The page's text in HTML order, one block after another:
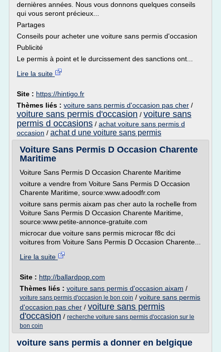
dernières années. Nous vous donnons quelques conseils
qui vous seront précieux...
Partages
Conseils pour acheter une voiture sans permis d'occasion
Publicité
Le permis à point et le durcissement des sanctions ont...
Lire la suite
Site : https://hintigo.fr
Thèmes liés : voiture sans permis d'occasion pas cher /
voiture sans permis d'occasion / voiture sans
permis d occasions / achat voiture sans permis d
occasion / achat d une voiture sans permis
Voiture Sans Permis D Occasion Charente
Maritime
Voiture Sans Permis D Occasion Charente Maritime
voiture a vendre from Voiture Sans Permis D Occasion
Charente Maritime, source:www.adoodfr.com
voiture sans permis aixam pas cher auto la rochelle from
Voiture Sans Permis D Occasion Charente Maritime,
source:www.petite-annonce-gratuite.com
microcar due voiture sans permis microcar f8c dci
voitures from Voiture Sans Permis D Occasion Charente...
Lire la suite
Site : http://ballardpop.com
Thèmes liés : voiture sans permis d'occasion aixam /
voiture sans permis d'occasion le bon coin / voiture sans permis
d'occasion pas cher / voiture sans permis
d'occasion / recherche voiture sans permis d'occasion sur le
bon coin
voiture sans permis a donner en belgique